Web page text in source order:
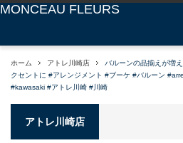
ホーム アトレ川崎店
バルーンの品揃えが増
クセントに #アレンジメント #ブーケ #バルーン
#kawasaki #アトレ川崎 #川崎
アトレ川崎店